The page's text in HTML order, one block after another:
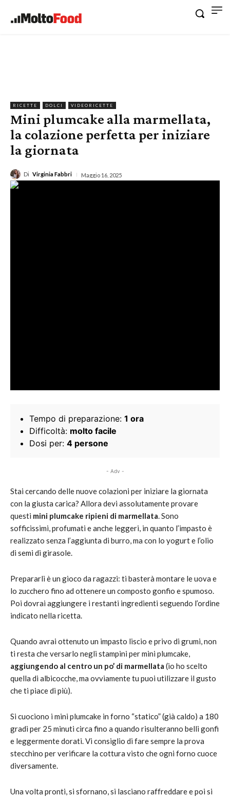
RICETTE DOLCI VIDEORICETTE
Mini plumcake alla marmellata,
la colazione perfetta per iniziare
la giornata
Di Virginia Fabbri Maggio 16, 2025
Tempo di preparazione: 1 ora
Difficoltà: molto facile
Dosi per: 4 persone
- Adv -
Stai cercando delle nuove colazioni per iniziare la giornata
con la giusta carica? Allora devi assolutamente provare
questi mini plumcake ripieni di marmellata. Sono
sofficissimi, profumati e anche leggeri, in quanto l’impasto è
realizzato senza l’aggiunta di burro, ma con lo yogurt e l’olio
di semi di girasole.
Prepararli è un gioco da ragazzi: ti basterà montare le uova e
lo zucchero fino ad ottenere un composto gonfio e spumoso.
Poi dovrai aggiungere i restanti ingredienti seguendo l’ordine
indicato nella ricetta.
Quando avrai ottenuto un impasto liscio e privo di grumi, non
ti resta che versarlo negli stampini per mini plumcake,
aggiungendo al centro un po’ di marmellata (io ho scelto
quella di albicocche, ma ovviamente tu puoi utilizzare il gusto
che ti piace di più).
Si cuociono i mini plumcake in forno “statico” (già caldo) a 180
gradi per 25 minuti circa fino a quando risulteranno belli gonfi
e leggermente dorati. Vi consiglio di fare sempre la prova
stecchino per verificare la cottura visto che ogni forno cuoce
diversamente.
Una volta pronti, si sfornano, si lasciano raffreddare e poi si